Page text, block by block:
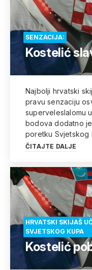
SENZACIJA:
Kostelić
Najbolji hrvatski
pravu senzaciju
superveleslalomu
bodova dodatno
poretku Svjetskog
ČITAJTE DALJE
HRVATSKI SKIJAŠ
SVJETSKOG KUPA
Kostelić